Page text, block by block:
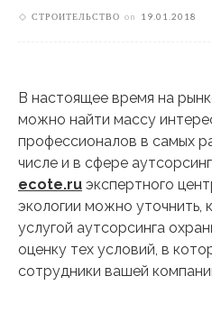
СТРОИТЕЛЬСТВО on 19.01.2018
В настоящее время на
можно найти массу
профессионалов в самых
числе и в сфере
ecote.ru экспертного
экологии можно уточнить,
услугой аутсорсинга
оценку тех условий, в
сотрудники вашей